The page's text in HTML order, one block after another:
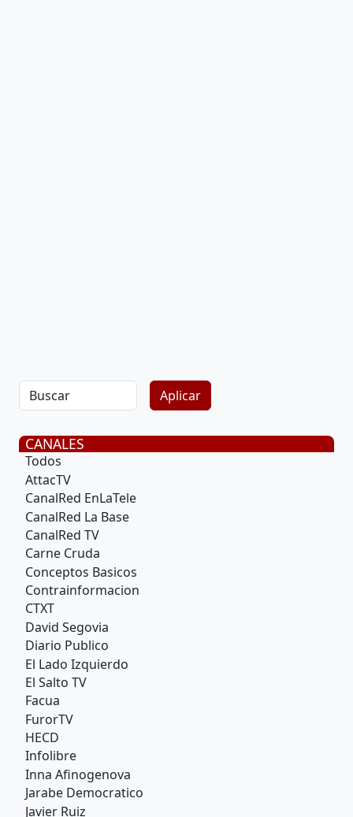
CANALES
Todos
AttacTV
CanalRed EnLaTele
CanalRed La Base
CanalRed TV
Carne Cruda
Conceptos Basicos
Contrainformacion
CTXT
David Segovia
Diario Publico
El Lado Izquierdo
El Salto TV
Facua
FurorTV
HECD
Infolibre
Inna Afinogenova
Jarabe Democratico
Javier Ruiz